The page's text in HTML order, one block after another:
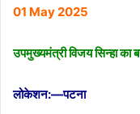
01 May 2025
उपमुख्यमंत्री विजय सिन्हा का
लोकेशन:—पटना